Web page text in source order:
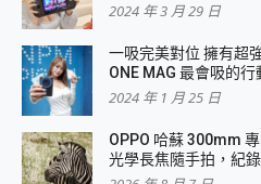
2024 年 3 月 29 日
一吸完美對位 擁有超
ONE MAG 最會吸的行
2024 年 1 月 25 日
OPPO 哈蘇 300mm
光學長焦隨手拍，紀